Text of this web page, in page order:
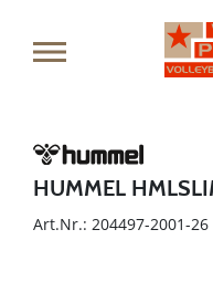
HUMMEL
Art.Nr.: 204497-2001-26